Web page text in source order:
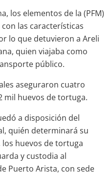
los elementos de la (PFM)
las características
lo que detuvieron a Areli
quien viajaba como
público.
aseguraron cuatro
mil huevos de tortuga.
a disposición del
quién determinará su
huevos de tortuga
y custodia al
Puerto Arista, con sede